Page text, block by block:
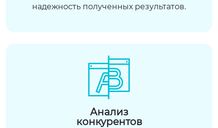
надежность полученных результатов.
Анализ
конкурентов